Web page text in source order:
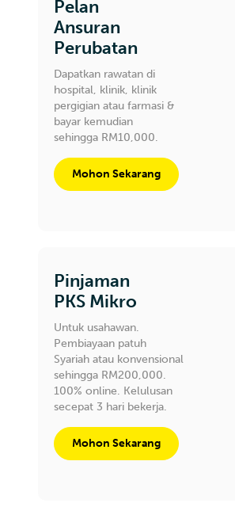
Pelan
Ansuran
Perubatan
Dapatkan rawatan di
hospital, klinik, klinik
pergigian atau farmasi &
bayar kemudian
sehingga RM10,000.
Mohon Sekarang
Pinjaman
PKS Mikro
Untuk usahawan.
Pembiayaan patuh
Syariah atau konvensional
sehingga RM200,000.
100% online. Kelulusan
secepat 3 hari bekerja.
Mohon Sekarang